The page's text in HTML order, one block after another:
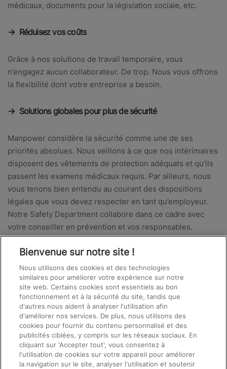
médicaux, documents pour la législation sociale, etc.
→ Réduisez vos coûts
Grâce à nos solutions de travail temporaire, vous
n’engagez aucun collaborateur. De trop. Nous vous offrons
la flexibilité dont votre entreprise a besoin.
→ Solutions globales pour plus de sécurité
Manpower considère la sécurité comme une de ses
priorités absolues. Nous veillons à ce que nos intérimaires
disposent des vêtements de protection adéquats et qu’ils
passent les examens médicaux requis. Par ailleurs, nous
vous tenons bien entendu au courant des dispositions
légales que vous devez respecter en tant qu’employeur.
Notre Safety Department collabore dans ce cadre avec
votre conseiller en prévention et vos responsables.
→ Maîtrisez les risques juridiques
Nos consultants vous accompagnent au quotidien dans
tous les aspects de la législation du travail, tels que les
conditions du travail temporaire et la durée des contrats.
→ Bénéficiez de l’expertise de ManpowerGroup
Présent dans 80 pays et acteur de premier plan sur le
Bienvenue sur notre site !
Nous utilisons des cookies et des technologies
similaires pour améliorer votre expérience sur notre
site web. Certains cookies sont essentiels au bon
fonctionnement et à la sécurité du site, tandis que
d'autres nous aident à analyser l'utilisation afin
d'améliorer nos services. De plus, nous utilisons des
cookies pour fournir du contenu personnalisé et des
publicités ciblées, y compris sur les réseaux sociaux. En
cliquant sur 'Accepter tout', vous consentez à
l'utilisation de cookies sur votre appareil pour améliorer
la navigation sur le site, analyser l'utilisation et soutenir